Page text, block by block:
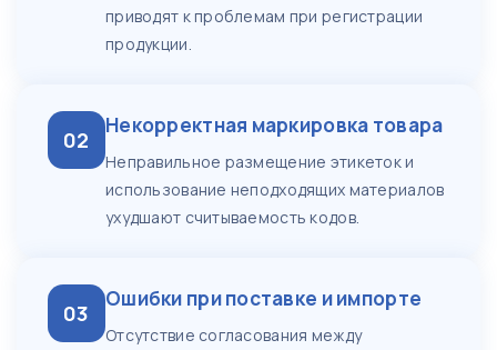
приводят к проблемам при регистрации
продукции.
02 Некорректная маркировка товара
Неправильное размещение этикеток и
использование неподходящих материалов
ухудшают считываемость кодов.
03 Ошибки при поставке и импорте
Отсутствие согласования между